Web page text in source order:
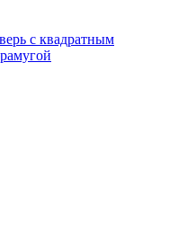
с квадратным